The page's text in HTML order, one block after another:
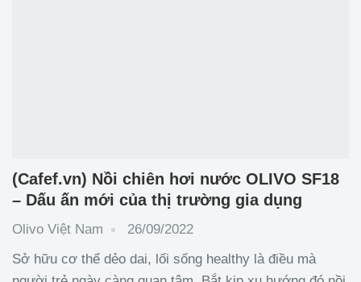
(Cafef.vn) Nồi chiên hơi nước OLIVO SF18
– Dấu ấn mới của thị trường gia dụng
Olivo Việt Nam
26/09/2022
Sở hữu cơ thể dẻo dai, lối sống healthy là điều mà